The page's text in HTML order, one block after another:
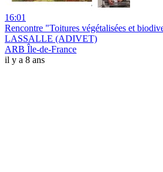
16:01
Rencontre "Toitures végétalisées et
LASSALLE (ADIVET)
ARB Île-de-France
il y a 8 ans